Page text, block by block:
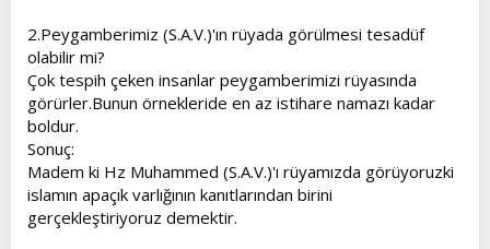
2.Peygamberimiz (S.A.V.)'ın rüyada görülmesi tesadüf
olabilir mi?
Çok tespih çeken insanlar peygamberimizi rüyasında
görürler.Bunun örnekleride en az istihare namazı kadar
boldur.
Sonuç:
Madem ki Hz Muhammed (S.A.V.)'ı rüyamızda görüyoruzki
islamın apaçık varlığının kanıtlarından birini
gerçekleştiriyoruz demektir.